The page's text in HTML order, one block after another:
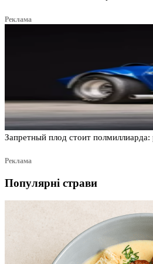
Реклама
Запретный плод стоит
Реклама
Популярні страви